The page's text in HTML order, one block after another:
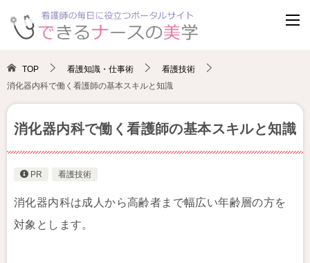
TOP 看護知識・仕事術
看護技術
消化器内科で働く看護師の基本スキルと知識
消化器内科で働く看護師の基本スキルと知識
PR 看護技術
消化器内科は成人から高齢者まで幅広い年齢層の方を
対象とします。